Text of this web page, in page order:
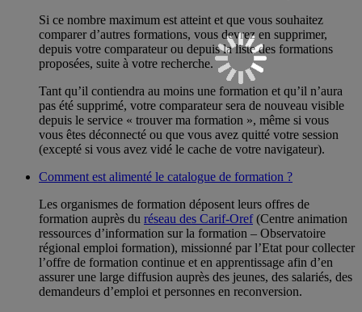
Si ce nombre maximum est atteint et que vous souhaitez
comparer d’autres formations, vous devrez en supprimer,
depuis votre comparateur ou depuis la liste des formations
proposées, suite à votre recherche.
Tant qu’il contiendra au moins une formation et qu’il n’aura
pas été supprimé, votre comparateur sera de nouveau visible
depuis le service « trouver ma formation », même si vous
vous êtes déconnecté ou que vous avez quitté votre session
(excepté si vous avez vidé le cache de votre navigateur).
Comment est alimenté le catalogue de formation ?
Les organismes de formation déposent leurs offres de
formation auprès du réseau des Carif-Oref(Centre animation
ressources d’information sur la formation – Observatoire
régional emploi formation), missionné par l’Etat pour collecter
l’offre de formation continue et en apprentissage afin d’en
assurer une large diffusion auprès des jeunes, des salariés, des
demandeurs d’emploi et personnes en reconversion.